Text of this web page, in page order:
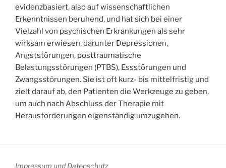
evidenzbasiert, also auf wissenschaftlichen
Erkenntnissen beruhend, und hat sich bei einer
Vielzahl von psychischen Erkrankungen als sehr
wirksam erwiesen, darunter Depressionen,
Angststörungen, posttraumatische
Belastungsstörungen (PTBS), Essstörungen und
Zwangsstörungen. Sie ist oft kurz- bis mittelfristig und
zielt darauf ab, den Patienten die Werkzeuge zu geben,
um auch nach Abschluss der Therapie mit
Herausforderungen eigenständig umzugehen.
Impressum und Datenschutz